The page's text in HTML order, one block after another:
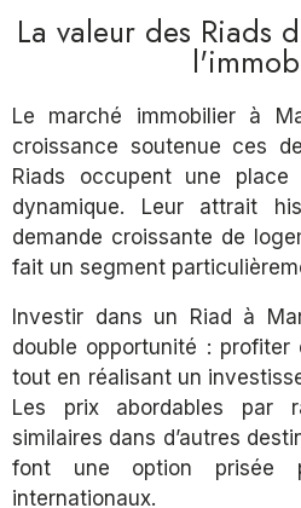
La valeur des Riads
Le marché immobilier à
croissance soutenue ces
Riads occupent une
dynamique. Leur attrait
demande croissante de
fait un segment
Investir dans un Riad à
double opportunité : profiter
tout en réalisant un
Les prix abordables par
similaires dans d’autres
font une option prisée
internationaux.